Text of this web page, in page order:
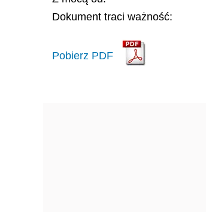
Dokument traci ważność:
Pobierz PDF